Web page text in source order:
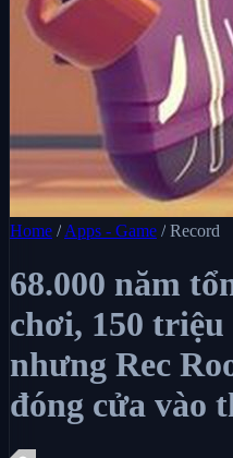
Home / Apps - Game / Record
68.000 năm
chơi, 150
nhưng Rec
đóng cửa vào